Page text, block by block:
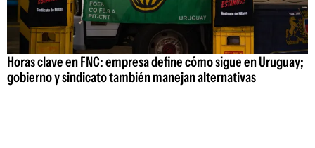
Horas clave en FNC: empresa define cómo sigue en Uruguay;
gobierno y sindicato también manejan alternativas